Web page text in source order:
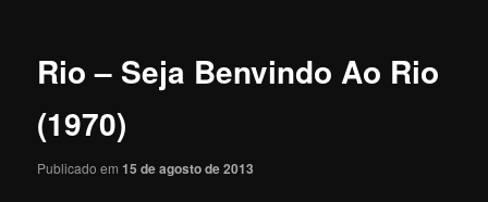
Rio – Seja Benvindo Ao Rio
(1970)
Publicado em15 de agosto de 2013